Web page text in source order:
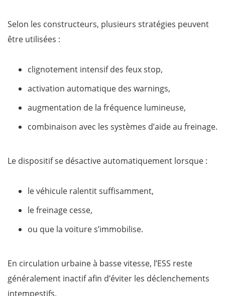
Selon les constructeurs, plusieurs stratégies peuvent
être utilisées :
clignotement intensif des feux stop,
activation automatique des warnings,
augmentation de la fréquence lumineuse,
combinaison avec les systèmes d’aide au freinage.
Le dispositif se désactive automatiquement lorsque :
le véhicule ralentit suffisamment,
le freinage cesse,
ou que la voiture s’immobilise.
En circulation urbaine à basse vitesse, l’ESS reste
généralement inactif afin d’éviter les déclenchements
intempestifs.